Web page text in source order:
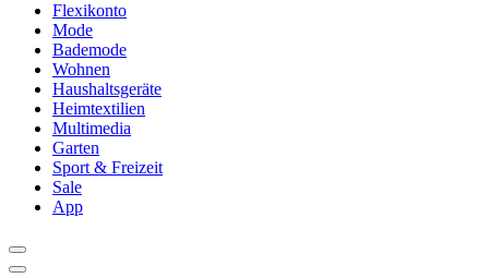
Flexikonto
Mode
Bademode
Wohnen
Haushaltsgeräte
Heimtextilien
Multimedia
Garten
Sport & Freizeit
Sale
App